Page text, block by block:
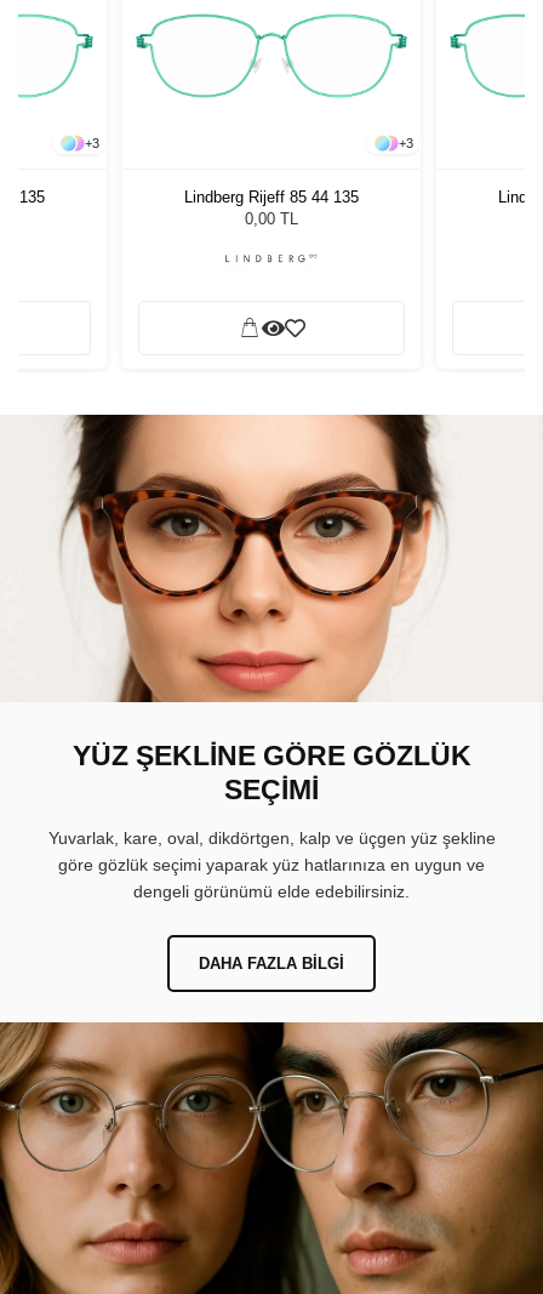
+3
135
+3
Lindberg Rijeff 85 44 135
0,00 TL
YÜZ ŞEKLİNE GÖRE GÖZLÜK
SEÇİMİ
Yuvarlak, kare, oval, dikdörtgen, kalp ve üçgen yüz şekline
göre gözlük seçimi yaparak yüz hatlarınıza en uygun ve
dengeli görünümü elde edebilirsiniz.
DAHA FAZLA BILGI